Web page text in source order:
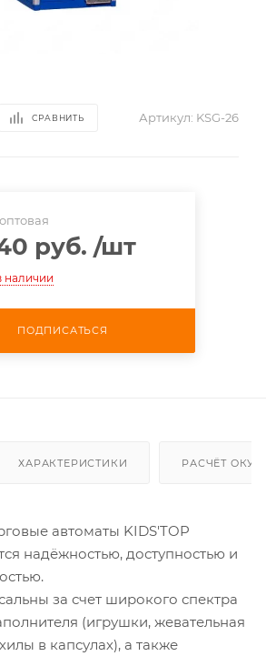
СРАВНИТЬ Артикул: KSG-26
руб. /шт
наличии
ПОДПИСАТЬСЯ
ХАРАКТЕРИСТИКИ РАСЧЁТ
автоматы KIDS'TOP
надёжностью, доступностью и
за счет широкого спектра
(игрушки, жевательная
в капсулах), а также